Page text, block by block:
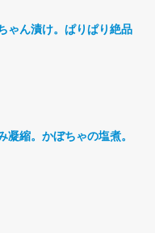
ゃん漬け。ぱりぱり絶品。
凝縮。かぼちゃの塩煮。